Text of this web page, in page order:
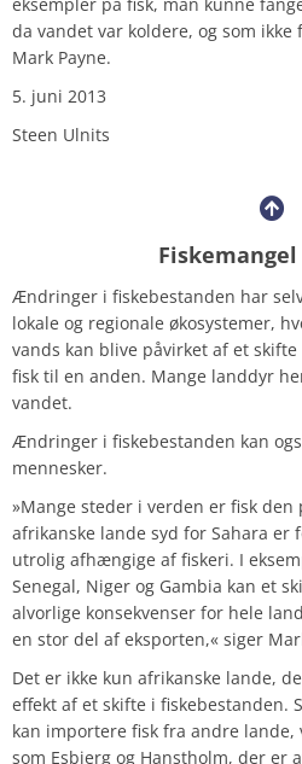
da vandet var koldere, og som
Mark Payne.
5. juni 2013
Steen Ulnits
Ændringer i fiskebestanden har
lokale og regionale økosystemer,
vands kan blive påvirket af et
fisk til en anden. Mange landdyr
vandet.
Ændringer i fiskebestanden kan
mennesker.
»Mange steder i verden er fisk
afrikanske lande syd for Sahara er
utrolig afhængige af fiskeri. I
Senegal, Niger og Gambia kan et
alvorlige konsekvenser for hele
en stor del af eksporten,« siger
Det er ikke kun afrikanske lande,
effekt af et skifte i fiskebestanden.
kan importere fisk fra andre
som Esbjerg og Hanstholm, der er